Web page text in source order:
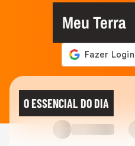
Meu Terra
O ESSENCIAL DO DIA